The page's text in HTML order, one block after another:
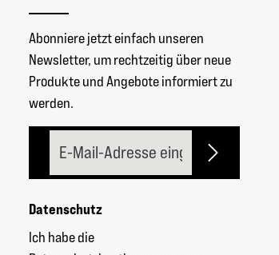
Abonniere jetzt einfach unseren
Newsletter, um rechtzeitig über neue
Produkte und Angebote informiert zu
werden.
Datenschutz
Ich habe die